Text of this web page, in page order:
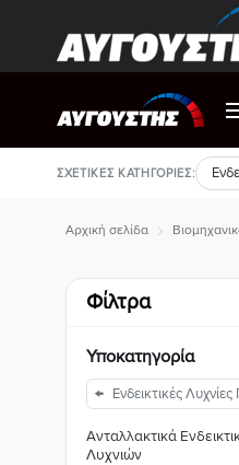
περιεχόμενο
ΣΧΕΤΙΚΈΣ ΚΑΤΗΓΟΡΊΕΣ:
Αρχική σελίδα
Φίλτρα
Υποκατηγορία
Ενδεικτικές
Ανταλλακτικά
Λυχνιών